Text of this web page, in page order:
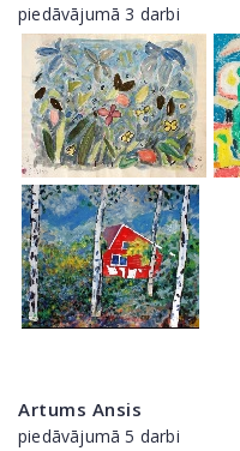
piedāvājumā 3 darbi
Artums Ansis
piedāvājumā 5 darbi